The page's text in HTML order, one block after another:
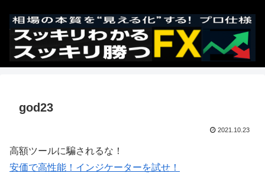
god23
2021.10.23
高額ツールに騙されるな！
安価で高性能！インジケーターを試せ！